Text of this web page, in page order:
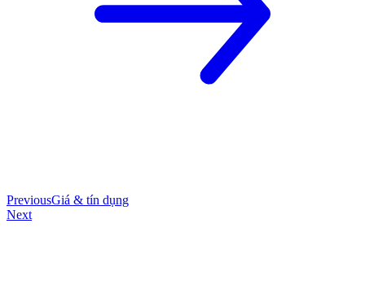
PreviousGiá & tín dụng
Next